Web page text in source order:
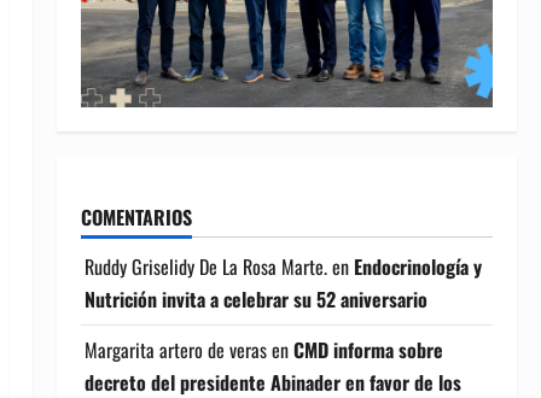
COMENTARIOS
Ruddy Griselidy De La Rosa Marte.en Endocrinología y
Nutrición invita a celebrar su 52 aniversario
Margarita artero de verasenCMD informa sobre
decreto del presidente Abinader en favor de los